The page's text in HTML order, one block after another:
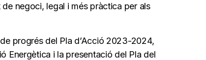
negoci, legal i més pràctica per als
progrés del Pla d’Acció 2023-2024,
Energètica i la presentació del Pla del